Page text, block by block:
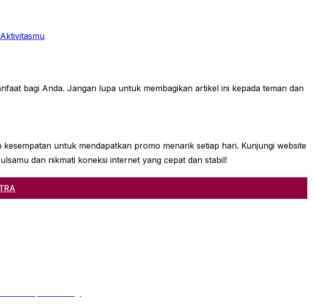
bagi Anda. Jangan lupa untuk membagikan artikel ini kepada teman dan
untuk mendapatkan promo menarik setiap hari. Kunjungi website
dan nikmati koneksi internet yang cepat dan stabil!